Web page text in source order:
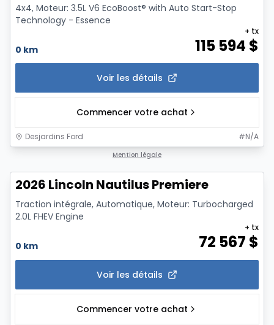
4x4, Moteur: 3.5L V6 EcoBoost® with Auto Start-Stop
Technology - Essence
0 km 115 594 $
+ tx
Voir les détails
Commencer votre achat
Desjardins Ford #N/A
Mention légale
2026 Lincoln Nautilus Premiere
Traction intégrale, Automatique, Moteur: Turbocharged
2.0L FHEV Engine
0 km 72 567 $
+ tx
Voir les détails
Commencer votre achat